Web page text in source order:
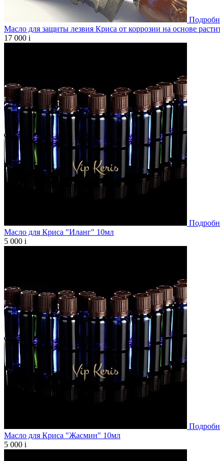
Масло для защиты лезвия Криса от коррозии на основе
17 000 i
Масло для Криса "Иланг" 10мл
5 000 i
Масло для Криса "Жасмин" 10мл
5 000 i